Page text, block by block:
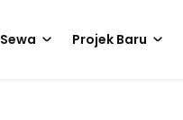
Sewa Projek Baru